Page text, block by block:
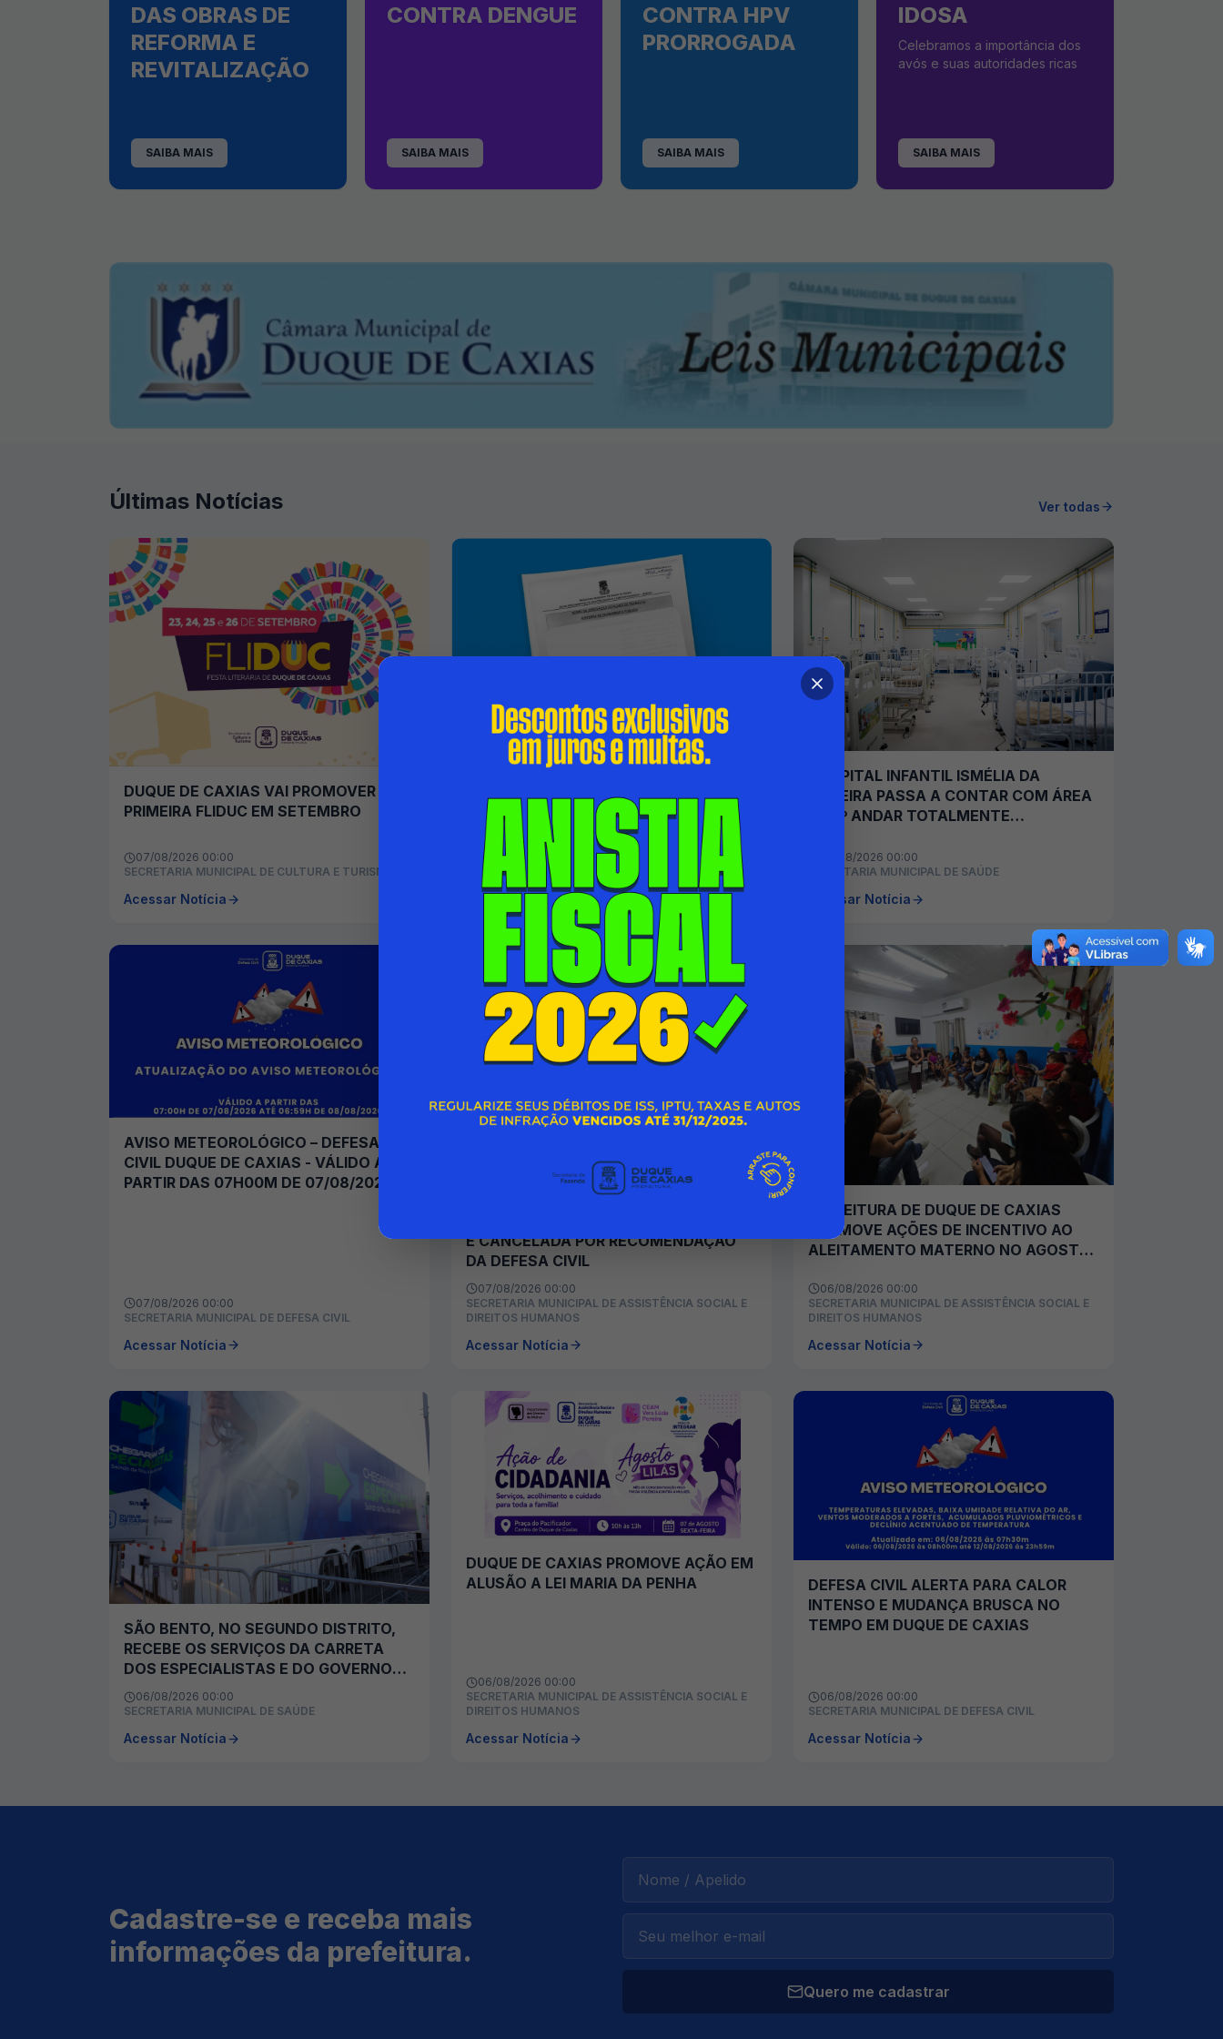
DAS OBRAS DE
REFORMA E
REVITALIZAÇÃO
SAIBA MAIS
CONTRA DENGUE
SAIBA MAIS
CONTRA HPV
PRORROGADA
SAIBA MAIS
IDOSA
Celebramos a importância dos
avós e suas autoridades ricas
SAIBA MAIS
Últimas Notícias Ver todas
DUQUE DE CAXIAS VAI PROMOVER
PRIMEIRA FLIDUC EM SETEMBRO
07/08/2026 00:00
SECRETARIA MUNICIPAL DE CULTURA E TURISMO
Acessar Notícia
TRABALHO - DISPENSA DE
CHAMAMENTO PÚBLICO
07/08/2026 00:00
SECRETARIA MUNICIPAL DE ASSISTÊNCIA SOCIAL E
DIREITOS HUMANOS
Acessar Notícia
HOSPITAL INFANTIL ISMÉLIA DA
SILVEIRA PASSA A CONTAR COM ÁREA
DO 1º ANDAR TOTALMENTE
07/08/2026 00:00
SECRETARIA MUNICIPAL DE SAÚDE
Acessar Notícia
AVISO METEOROLÓGICO – DEFESA
CIVIL DUQUE DE CAXIAS - VÁLIDO A
PARTIR DAS 07H00M DE 07/08/2026
07/08/2026 00:00
SECRETARIA MUNICIPAL DE DEFESA CIVIL
Acessar Notícia
É CANCELADA POR RECOMENDAÇÃO
DA DEFESA CIVIL
07/08/2026 00:00
SECRETARIA MUNICIPAL DE ASSISTÊNCIA SOCIAL E
DIREITOS HUMANOS
Acessar Notícia
PREFEITURA DE DUQUE DE CAXIAS
PROMOVE AÇÕES DE INCENTIVO AO
ALEITAMENTO MATERNO NO AGOSTO
06/08/2026 00:00
SECRETARIA MUNICIPAL DE ASSISTÊNCIA SOCIAL E
DIREITOS HUMANOS
Acessar Notícia
SÃO BENTO, NO SEGUNDO DISTRITO,
RECEBE OS SERVIÇOS DA CARRETA
DOS ESPECIALISTAS E DO GOVERNO
NOS BAIRROS
06/08/2026 00:00
SECRETARIA MUNICIPAL DE SAÚDE
Acessar Notícia
DUQUE DE CAXIAS PROMOVE AÇÃO EM
ALUSÃO A LEI MARIA DA PENHA
06/08/2026 00:00
SECRETARIA MUNICIPAL DE ASSISTÊNCIA SOCIAL E
DIREITOS HUMANOS
Acessar Notícia
DEFESA CIVIL ALERTA PARA CALOR
INTENSO E MUDANÇA BRUSCA NO
TEMPO EM DUQUE DE CAXIAS
06/08/2026 00:00
SECRETARIA MUNICIPAL DE DEFESA CIVIL
Acessar Notícia
Cadastre-se e receba mais
informações da prefeitura.
Quero me cadastrar